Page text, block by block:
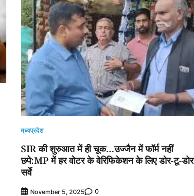
मध्यप्रदेश
SIR की शुरुआत में ही चूक…उज्जैन में फॉर्म नहीं
छपे:MP में हर वोटर के वेरिफिकेशन के लिए डोर-टू-डोर
सर्वे
November 5, 2025 0